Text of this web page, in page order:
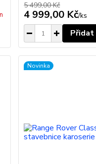
5 499,00 Kč
4 999,00 Kč/ks
Přidat
Novinka